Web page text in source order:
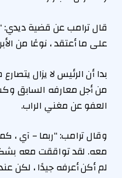
قال ترامب عن قضية ديدي:
على ما أعتقد ، نوعًا من
بدا أن الرئيس لا يزال
من أجل معارفه السابق
العفو عن مغني الراب.
وقال ترامب: “ربما – آي ،
معه. لقد تواققت معه
لم أكن أعرفه جيدًا ، لكن